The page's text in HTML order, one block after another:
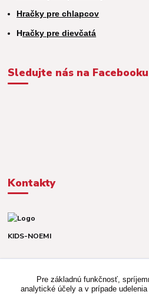
Hračky pre chlapcov
Hračky pre dievčatá
Sledujte nás na Facebooku
Kontakty
KIDS-NOEMI
(Po-Pia, 8-16 hod.)
Pre základnú funkčnosť,
analytické účely a v prípade